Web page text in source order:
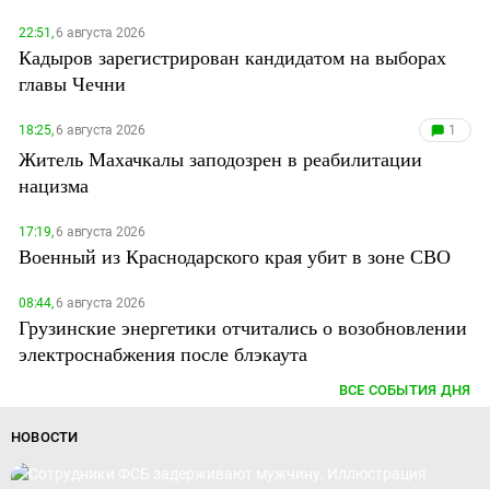
22:51,6 августа 2026
Кадыров зарегистрирован кандидатом на выборах
главы Чечни
18:25,6 августа 2026 1
Житель Махачкалы заподозрен в реабилитации
нацизма
17:19,6 августа 2026
Военный из Краснодарского края убит в зоне СВО
08:44,6 августа 2026
Грузинские энергетики отчитались о возобновлении
электроснабжения после блэкаута
ВСЕ СОБЫТИЯ ДНЯ
НОВОСТИ